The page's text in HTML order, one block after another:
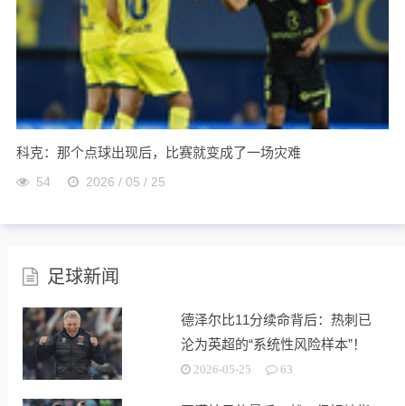
科克：那个点球出现后，比赛就变成了一场灾难
54 2026 / 05 / 25
足球新闻
德泽尔比11分续命背后：热刺已
沦为英超的“系统性风险样本”！
2026-05-25 63